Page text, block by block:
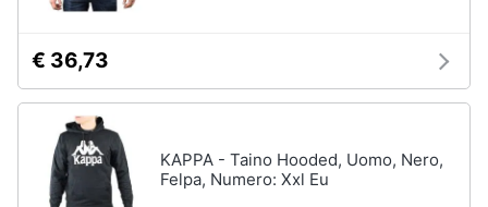
€ 36,73
KAPPA - Taino Hooded, Uomo, Nero,
Felpa, Numero: Xxl Eu